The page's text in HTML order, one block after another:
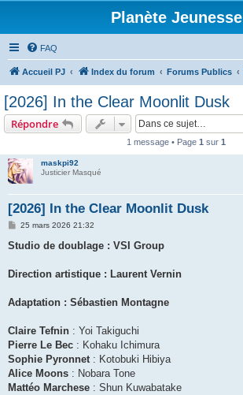
Planète Jeunesse
FAQ
Accueil PJ Index du forum Forums Publics
[2026] In the Clear Moonlit Dusk
Répondre
1 message • Page 1 sur 1
maskpi92
Justicier Masqué
[2026] In the Clear Moonlit Dusk
M
s
g
25 mars 2026 21:32
Studio de doublage : VSI Group
Direction artistique : Laurent Vernin
Adaptation : Sébastien Montagne
Claire Tefnin : Yoi Takiguchi
Pierre Le Bec : Kohaku Ichimura
Sophie Pyronnet: Kotobuki Hibiya
Alice Moons : Nobara Tone
Mattéo Marchese : Shun Kuwabatake